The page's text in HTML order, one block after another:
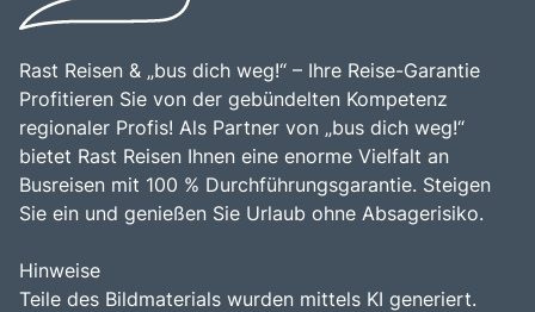
Rast Reisen & „bus dich weg!“ – Ihre Reise-Garantie
Profitieren Sie von der gebündelten Kompetenz
regionaler Profis! Als Partner von „bus dich weg!“
bietet Rast Reisen Ihnen eine enorme Vielfalt an
Busreisen mit 100 % Durchführungsgarantie. Steigen
Sie ein und genießen Sie Urlaub ohne Absagerisiko.
Hinweise
Teile des Bildmaterials wurden mittels KI generiert.